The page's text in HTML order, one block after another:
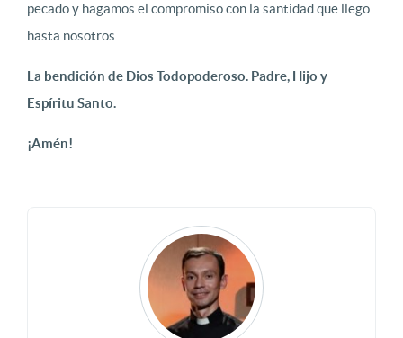
pecado y hagamos el compromiso con la santidad que llego
hasta nosotros.
La bendición de Dios Todopoderoso. Padre, Hijo y
Espíritu Santo.
¡Amén!